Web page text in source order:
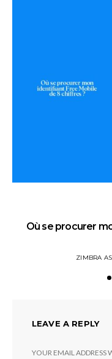
Où se procurer
ZIMBRA
LEAVE A REPLY
YOUR EMAIL ADDRESS